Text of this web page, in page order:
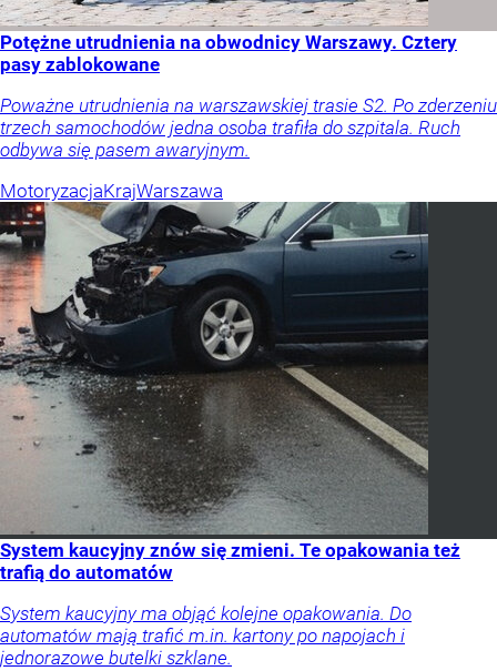
Potężne utrudnienia na obwodnicy Warszawy. Cztery
pasy zablokowane
Poważne utrudnienia na warszawskiej trasie S2. Po zderzeniu
trzech samochodów jedna osoba trafiła do szpitala. Ruch
odbywa się pasem awaryjnym.
MotoryzacjaKrajWarszawa
System kaucyjny znów się zmieni. Te opakowania też
trafią do automatów
System kaucyjny ma objąć kolejne opakowania. Do
automatów mają trafić m.in. kartony po napojach i
jednorazowe butelki szklane.